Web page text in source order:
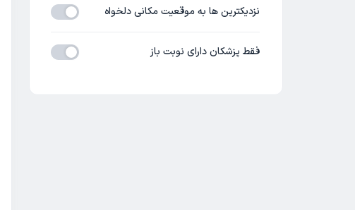
نزدیکترین ها به موقعیت مکانی دلخواه
فقط پزشکان دارای نوبت باز